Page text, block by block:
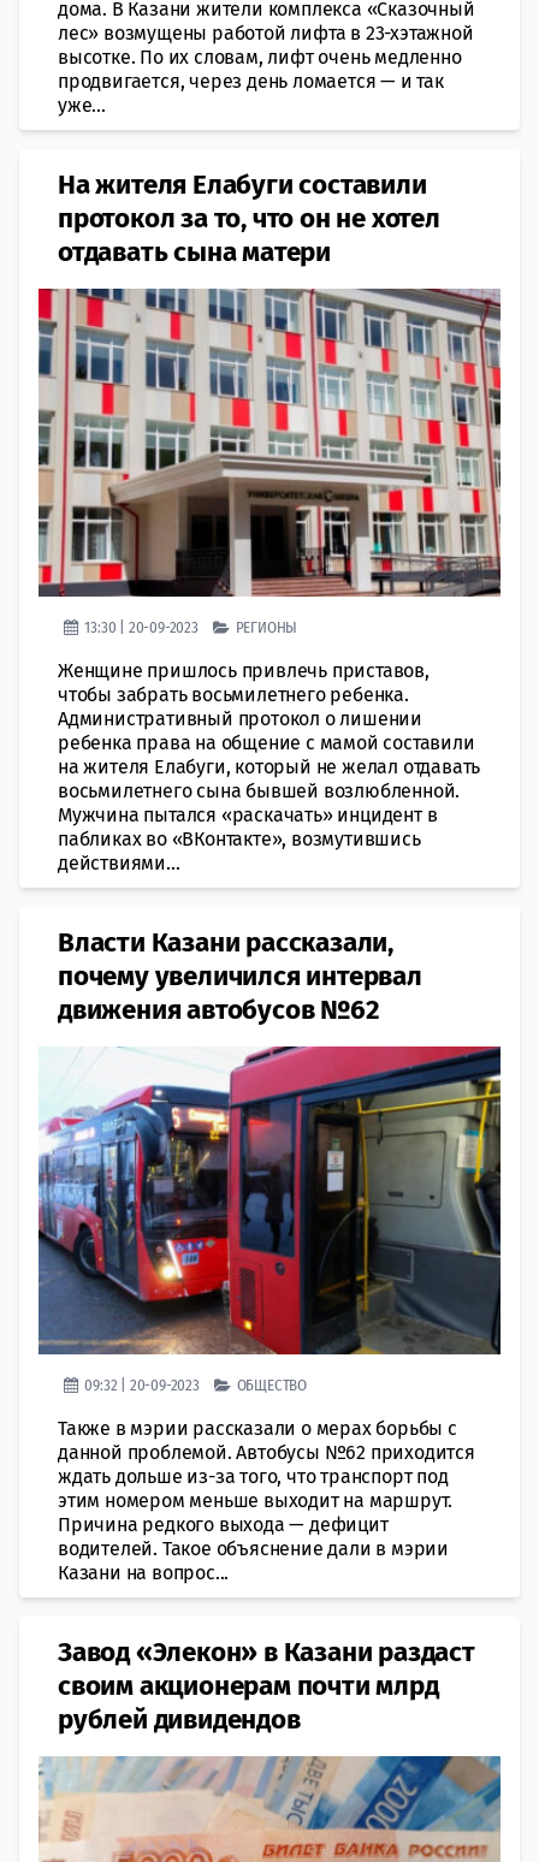
дома. В Казани жители комплекса «Сказочный
лес» возмущены работой лифта в 23-хэтажной
высотке. По их словам, лифт очень медленно
продвигается, через день ломается — и так
уже...
На жителя Елабуги составили
протокол за то, что он не хотел
отдавать сына матери
13:30 | 20-09-2023 РЕГИОНЫ
Женщине пришлось привлечь приставов,
чтобы забрать восьмилетнего ребенка.
Административный протокол о лишении
ребенка права на общение с мамой составили
на жителя Елабуги, который не желал отдавать
восьмилетнего сына бывшей возлюбленной.
Мужчина пытался «раскачать» инцидент в
пабликах во «ВКонтакте», возмутившись
действиями...
Власти Казани рассказали,
почему увеличился интервал
движения автобусов №62
09:32 | 20-09-2023 ОБЩЕСТВО
Также в мэрии рассказали о мерах борьбы с
данной проблемой. Автобусы №62 приходится
ждать дольше из-за того, что транспорт под
этим номером меньше выходит на маршрут.
Причина редкого выхода — дефицит
водителей. Такое объяснение дали в мэрии
Казани на вопрос...
Завод «Элекон» в Казани раздаст
своим акционерам почти млрд
рублей дивидендов